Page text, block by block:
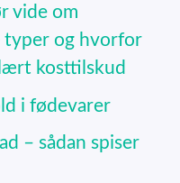
vide om
typer og hvorfor
kosttilskud
i fødevarer
– sådan spiser